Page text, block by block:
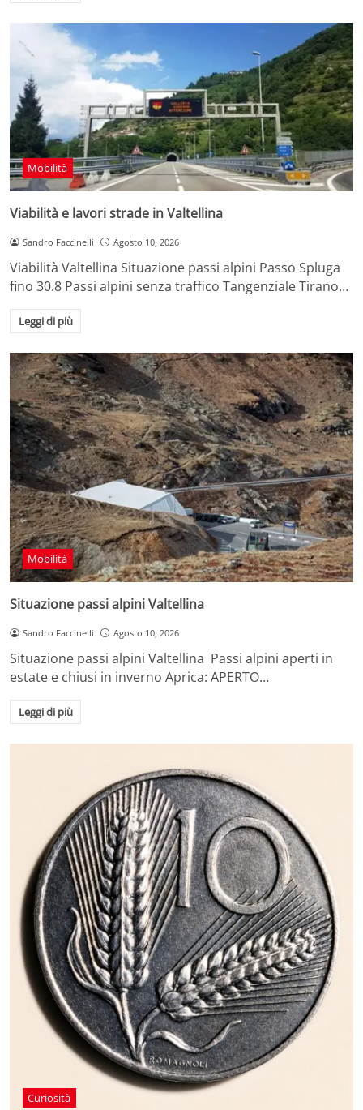
Mobilità
Viabilità e lavori strade in Valtellina
Sandro Faccinelli Agosto 10, 2026
Viabilità Valtellina Situazione passi alpini Passo Spluga
fino 30.8 Passi alpini senza traffico Tangenziale Tirano…
Leggi di più
Mobilità
Situazione passi alpini Valtellina
Sandro Faccinelli Agosto 10, 2026
Situazione passi alpini Valtellina Passi alpini aperti in
estate e chiusi in inverno Aprica: APERTO…
Leggi di più
Curiosità